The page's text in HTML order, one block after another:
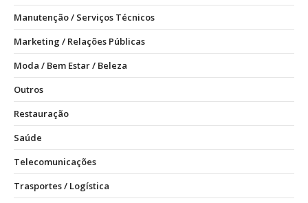
Manutenção / Serviços Técnicos
Marketing / Relações Públicas
Moda / Bem Estar / Beleza
Outros
Restauração
Saúde
Telecomunicações
Trasportes / Logística